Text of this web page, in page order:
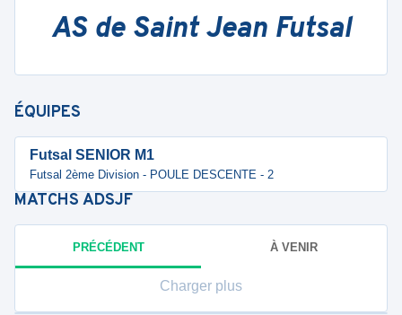
AS de Saint Jean Futsal
ÉQUIPES
Futsal SENIOR M1
Futsal 2ème Division - POULE DESCENTE - 2
MATCHS ADSJF
PRÉCÉDENT À VENIR
Charger plus